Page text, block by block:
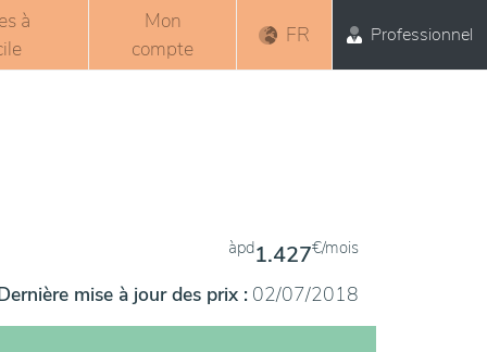
à
Mon
compte
FR Professionnel
àpd1.427€/mois
mise à jour des prix : 02/07/2018